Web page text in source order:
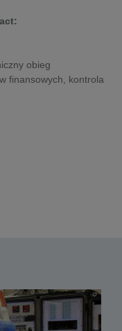
obieg
finansowych, kontrola